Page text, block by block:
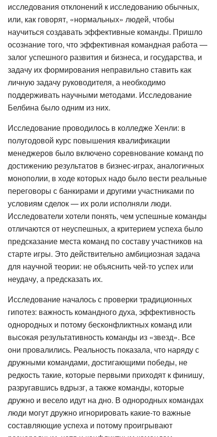
исследования отклонений к исследованию обычных,
или, как говорят, «нормальных» людей, чтобы
научиться создавать эффективные команды. Пришло
осознание того, что эффективная командная работа —
залог успешного развития и бизнеса, и государства, и
задачу их формирования неправильно ставить как
личную задачу руководителя, а необходимо
поддерживать научными методами. Исследование
Белбина было одним из них.
Исследование проводилось в колледже Хенли: в
полугодовой курс повышения квалификации
менеджеров было включено соревнование команд по
достижению результатов в бизнес-играх, аналогичных
монополии, в ходе которых надо было вести реальные
переговоры с банкирами и другими участниками по
условиям сделок — их роли исполняли люди.
Исследователи хотели понять, чем успешные команды
отличаются от неуспешных, а критерием успеха было
предсказание места команд по составу участников на
старте игры. Это действительно амбициозная задача
для научной теории: не объяснить чей-то успех или
неудачу, а предсказать их.
Исследование началось с проверки традиционных
гипотез: важность командного духа, эффективность
однородных и потому бесконфликтных команд или
высокая результативность команды из «звезд». Все
они провалились. Реальность показала, что наряду с
дружными командами, достигающими победы, не
редкость такие, которые первыми приходят к финишу,
разругавшись вдрызг, а также команды, которые
дружно и весело идут на дно. В однородных командах
люди могут дружно игнорировать какие-то важные
составляющие успеха и потому проигрывают